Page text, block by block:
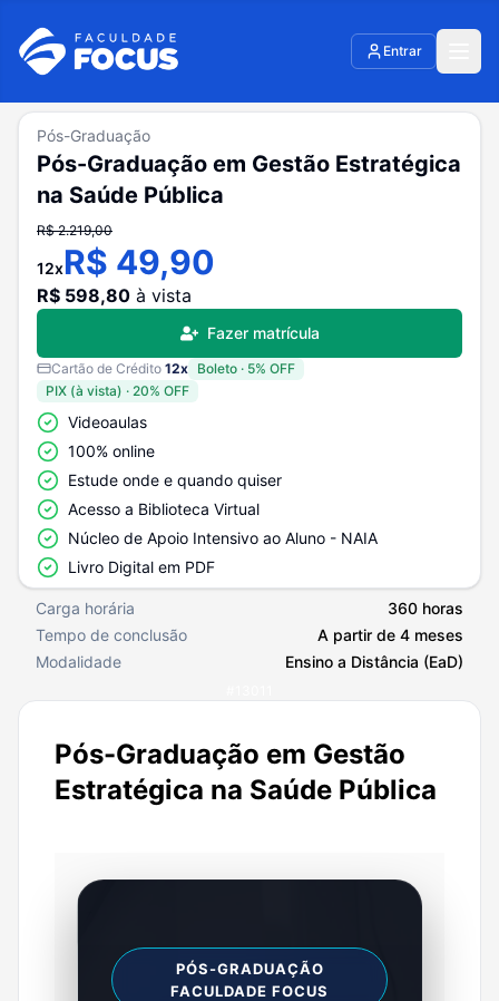
Entrar
Pós-Graduação em Gestão
Estratégica na Saúde Pública
PÓS-GRADUAÇÃO
FACULDADE FOCUS
Pós-Graduação
Pós-Graduação em Gestão Estratégica
na Saúde Pública
R$2.219,00
12xR$ 49,90
R$ 598,80 à vista
Fazer matrícula
Cartão de Crédito 12x Boleto · 5% OFF
PIX (à vista) · 20% OFF
Videoaulas
100% online
Estude onde e quando quiser
Acesso a Biblioteca Virtual
Núcleo de Apoio Intensivo ao Aluno - NAIA
Livro Digital em PDF
Carga horária
360 horas
Tempo de conclusão
A partir de 4 meses
Modalidade
Ensino a Distância (EaD)